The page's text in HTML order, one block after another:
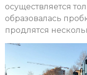
осуществляется
образовалась
продлятся